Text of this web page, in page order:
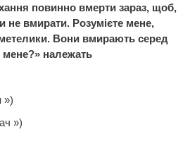
повинно вмерти зараз, щоб,
не вмирати. Розумієте мене,
Вони вмирають серед
мене?» належать
»)
»)